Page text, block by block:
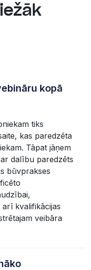
kopā
tiks
kas paredzēta
Tāpat jāņem
dalību paredzēts
būvprakses
kvalifikācijas
veibāra